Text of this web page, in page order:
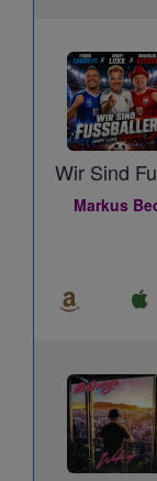
Wir Sind
Markus